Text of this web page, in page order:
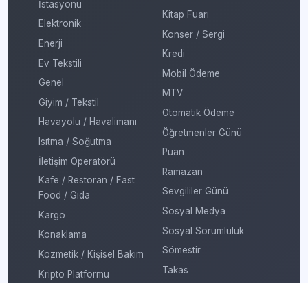
İstasyonu
Elektronik
Enerji
Ev Tekstili
Genel
Giyim / Tekstil
Havayolu / Havalimanı
Isıtma / Soğutma
İletişim Operatörü
Kafe / Restoran / Fast
Food / Gıda
Kargo
Konaklama
Kozmetik / Kişisel Bakım
Kripto Platformu
Kitap Fuarı
Konser / Sergi
Kredi
Mobil Ödeme
MTV
Otomatik Ödeme
Öğretmenler Günü
Puan
Ramazan
Sevgililer Günü
Sosyal Medya
Sosyal Sorumluluk
Sömestir
Takas